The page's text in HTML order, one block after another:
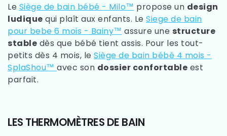
Le Siège de bain bébé - Milo™ propose un design
ludique qui plaît aux enfants. Le Siege de bain
pour bebe 6 mois - Bainy™ assure une structure
stable dès que bébé tient assis. Pour les tout-
petits dès 4 mois, le Siège de bain bébé 4 mois -
SplaShou™ avec son dossier confortable est
parfait.
LES THERMOMÈTRES DE BAIN